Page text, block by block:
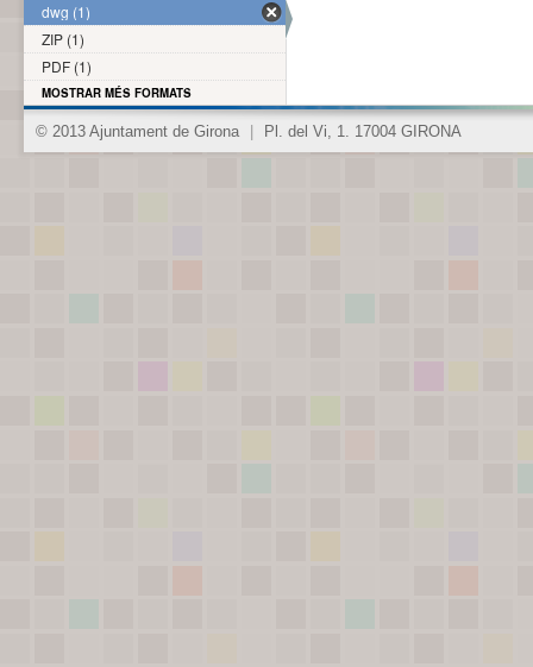
dwg (1)
ZIP (1)
PDF (1)
MOSTRAR MÉS FORMATS
© 2013 Ajuntament de Girona Pl. del Vi, 1. 17004 GIRONA